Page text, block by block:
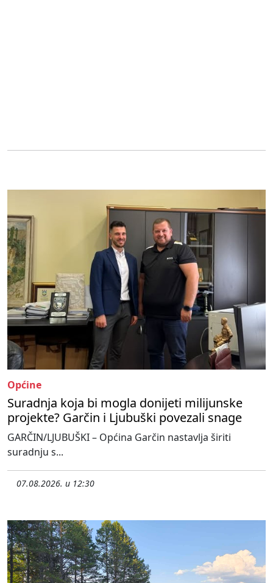
Općine
Suradnja koja bi mogla donijeti milijunske
projekte? Garčin i Ljubuški povezali snage
GARČIN/LJUBUŠKI – Općina Garčin nastavlja širiti
suradnju s...
07.08.2026. u 12:30